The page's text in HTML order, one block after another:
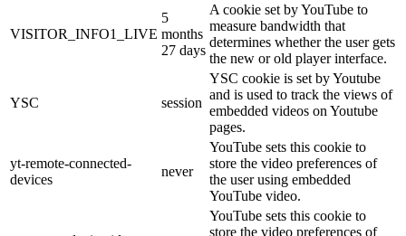
VISITOR_INFO1_LIVE
5
months
27 days
A cookie set by YouTube to
measure bandwidth that
determines whether the user gets
the new or old player interface.
YSC session
YSC cookie is set by Youtube
and is used to track the views of
embedded videos on Youtube
pages.
yt-remote-connected-
devices
never
YouTube sets this cookie to
store the video preferences of
the user using embedded
YouTube video.
YouTube sets this cookie to
store the video preferences of